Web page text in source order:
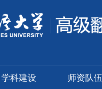
学科建设 师资队伍